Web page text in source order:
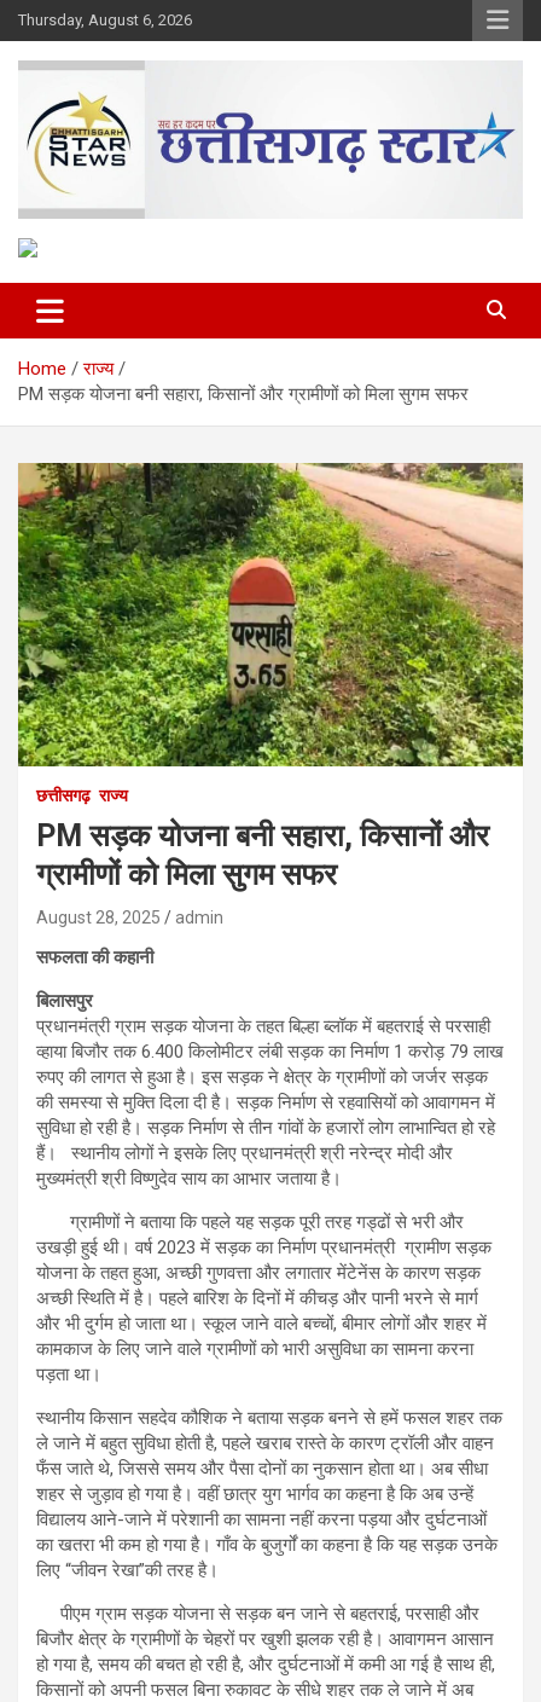
Skip
to
content
Thursday, August 6, 2026
Chhattisgarh Star
Home
राज्य
PM सड़क योजना बनी सहारा, किसानों और ग्रामीणों को मिला सुगम सफर
छत्तीसगढ़ राज्य
PM सड़क योजना बनी सहारा, किसानों और
ग्रामीणों को मिला सुगम सफर
August 28, 2025 admin
सफलता की कहानी
बिलासपुर
प्रधानमंत्री ग्राम सड़क योजना के तहत बिल्हा ब्लॉक में बहतराई से परसाही
व्हाया बिजौर तक 6.400 किलोमीटर लंबी सड़क का निर्माण 1 करोड़ 79 लाख
रुपए की लागत से हुआ है। इस सड़क ने क्षेत्र के ग्रामीणों को जर्जर सड़क
की समस्या से मुक्ति दिला दी है। सड़क निर्माण से रहवासियों को आवागमन में
सुविधा हो रही है। सड़क निर्माण से तीन गांवों के हजारों लोग लाभान्वित हो रहे
हैं। स्थानीय लोगों ने इसके लिए प्रधानमंत्री श्री नरेन्द्र मोदी और
मुख्यमंत्री श्री विष्णुदेव साय का आभार जताया है।
ग्रामीणों ने बताया कि पहले यह सड़क पूरी तरह गड्ढों से भरी और
उखड़ी हुई थी। वर्ष 2023 में सड़क का निर्माण प्रधानमंत्री ग्रामीण सड़क
योजना के तहत हुआ, अच्छी गुणवत्ता और लगातार मेंटेनेंस के कारण सड़क
अच्छी स्थिति में है। पहले बारिश के दिनों में कीचड़ और पानी भरने से मार्ग
और भी दुर्गम हो जाता था। स्कूल जाने वाले बच्चों, बीमार लोगों और शहर में
कामकाज के लिए जाने वाले ग्रामीणों को भारी असुविधा का सामना करना
पड़ता था।
स्थानीय किसान सहदेव कौशिक ने बताया सड़क बनने से हमें फसल शहर तक
ले जाने में बहुत सुविधा होती है, पहले खराब रास्ते के कारण ट्रॉली और वाहन
फँस जाते थे, जिससे समय और पैसा दोनों का नुकसान होता था। अब सीधा
शहर से जुड़ाव हो गया है। वहीं छात्र युग भार्गव का कहना है कि अब उन्हें
विद्यालय आने-जाने में परेशानी का सामना नहीं करना पड़या और दुर्घटनाओं
का खतरा भी कम हो गया है। गाँव के बुजुर्गों का कहना है कि यह सड़क उनके
लिए “जीवन रेखा”की तरह है।
पीएम ग्राम सड़क योजना से सड़क बन जाने से बहतराई, परसाही और
बिजौर क्षेत्र के ग्रामीणों के चेहरों पर खुशी झलक रही है। आवागमन आसान
हो गया है, समय की बचत हो रही है, और दुर्घटनाओं में कमी आ गई है साथ ही,
किसानों को अपनी फसल बिना रुकावट के सीधे शहर तक ले जाने में अब